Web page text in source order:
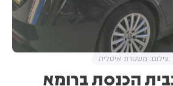
הכנסת ברומא
צילום: משטרת איטליה